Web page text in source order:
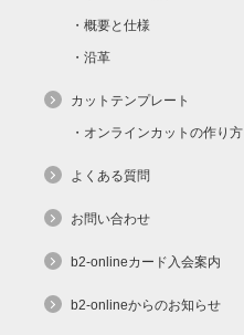
概要と仕様
沿革
カットテンプレート
オンラインカットの作り方
よくある質問
お問い合わせ
b2-onlineカード入会案内
b2-onlineからのお知らせ